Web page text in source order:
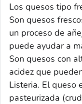
Los quesos tipo
Son quesos
un proceso de
puede ayudar a
Son quesos con
acidez que
Listeria. El queso
pasteurizada